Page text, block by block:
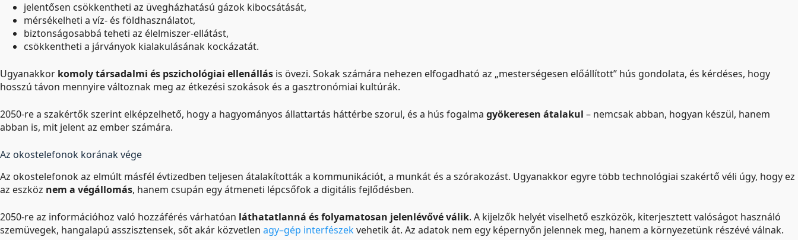
jelentősen csökkentheti az üvegházhatású gázok kibocsátását,
mérsékelheti a víz- és földhasználatot,
biztonságosabbá teheti az élelmiszer-ellátást,
csökkentheti a járványok kialakulásának kockázatát.
Ugyanakkor komoly társadalmi és pszichológiai ellenállás is övezi. Sokak számára nehezen elfogadható az „mesterségesen előállított” hús gondolata, és kérdéses, hogy
hosszú távon mennyire változnak meg az étkezési szokások és a gasztronómiai kultúrák.
2050-re a szakértők szerint elképzelhető, hogy a hagyományos állattartás háttérbe szorul, és a hús fogalma gyökeresen átalakul – nemcsak abban, hogyan készül, hanem
abban is, mit jelent az ember számára.
Az okostelefonok korának vége
Az okostelefonok az elmúlt másfél évtizedben teljesen átalakították a kommunikációt, a munkát és a szórakozást. Ugyanakkor egyre több technológiai szakértő véli úgy, hogy ez
az eszköz nem a végállomás, hanem csupán egy átmeneti lépcsőfok a digitális fejlődésben.
2050-re az információhoz való hozzáférés várhatóan láthatatlanná és folyamatosan jelenlévővé válik. A kijelzők helyét viselhető eszközök, kiterjesztett valóságot használó
szemüvegek, hangalapú asszisztensek, sőt akár közvetlen agy–gép interfészekvehetik át. Az adatok nem egy képernyőn jelennek meg, hanem a környezetünk részévé válnak.